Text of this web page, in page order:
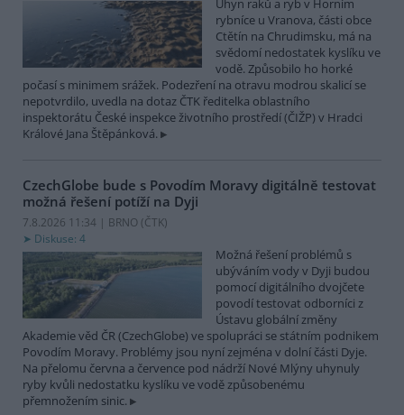
Úhyn raků a ryb v Horním
rybníce u Vranova, části obce
Ctětín na Chrudimsku, má na
svědomí nedostatek kyslíku ve
vodě. Způsobilo ho horké
počasí s minimem srážek. Podezření na otravu modrou skalicí se
nepotvrdilo, uvedla na dotaz ČTK ředitelka oblastního
inspektorátu České inspekce životního prostředí (ČIŽP) v Hradci
Králové Jana Štěpánková.
CzechGlobe bude s Povodím Moravy digitálně testovat
možná řešení potíží na Dyji
7.8.2026 11:34 | BRNO (ČTK)
Diskuse: 4
Možná řešení problémů s
ubýváním vody v Dyji budou
pomocí digitálního dvojčete
povodí testovat odborníci z
Ústavu globální změny
Akademie věd ČR (CzechGlobe) ve spolupráci se státním podnikem
Povodím Moravy. Problémy jsou nyní zejména v dolní části Dyje.
Na přelomu června a července pod nádrží Nové Mlýny uhynuly
ryby kvůli nedostatku kyslíku ve vodě způsobenému
přemnožením sinic.